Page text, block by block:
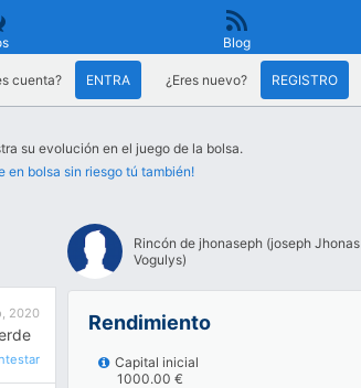
Blog
cuenta? ENTRA ¿Eres nuevo? REGISTRO
su evolución en el juego de la bolsa.
en bolsa sin riesgo tú también!
2020
Rincón de jhonaseph (joseph Jhonas
Vogulys)
Rendimiento
Capital inicial
1000.00 €